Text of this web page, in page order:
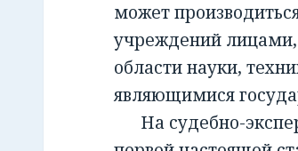
может
учреждений
области науки,
являющимися
На судебно-